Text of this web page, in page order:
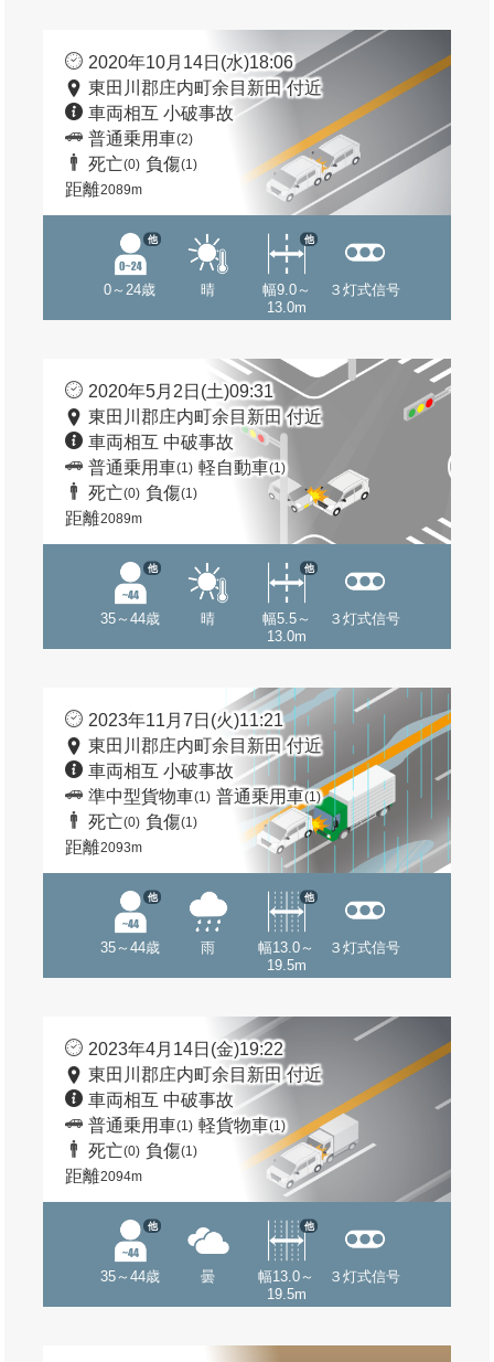
2020年10月14日(水)18:06
東田川郡庄内町余目新田 付近
車両相互 小破事故
普通乗用車(2)
死亡(0) 負傷(1)
距離2089m
0～24歳
他
晴
幅9.0～
13.0m
他
３灯式信号
2020年5月2日(土)09:31
東田川郡庄内町余目新田 付近
車両相互 中破事故
普通乗用車(1) 軽自動車(1)
死亡(0) 負傷(1)
距離2089m
35～44歳
他
晴
幅5.5～
13.0m
他
３灯式信号
2023年11月7日(火)11:21
東田川郡庄内町余目新田 付近
車両相互 小破事故
準中型貨物車(1) 普通乗用車(1)
死亡(0) 負傷(1)
距離2093m
35～44歳
他
雨
幅13.0～
19.5m
他
３灯式信号
2023年4月14日(金)19:22
東田川郡庄内町余目新田 付近
車両相互 中破事故
普通乗用車(1) 軽貨物車(1)
死亡(0) 負傷(1)
距離2094m
35～44歳
他
曇
幅13.0～
19.5m
他
３灯式信号